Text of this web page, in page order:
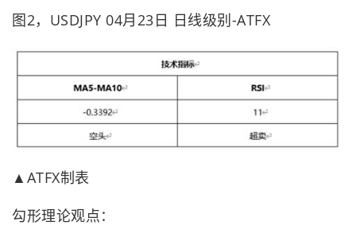
图2，USDJPY 04月23日 日线级别-ATFX
▲ATFX制表
勾形理论观点：